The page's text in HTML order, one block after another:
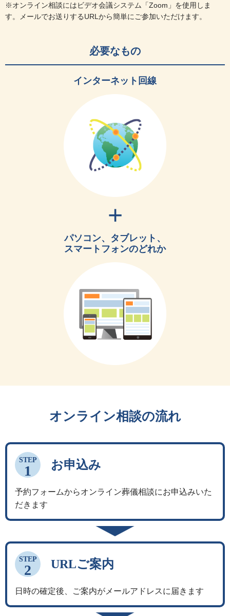
※オンライン相談にはビデオ会議システム「Zoom」を使用しま
す。メールでお送りするURLから簡単にご参加いただけます。
必要なもの
インターネット回線
パソコン、タブレット、
スマートフォンのどれか
オンライン相談の流れ
STEP
1 お申込み
予約フォームからオンライン葬儀相談にお申込みいた
だきます
STEP
2 URLご案内
日時の確定後、ご案内がメールアドレスに届きます